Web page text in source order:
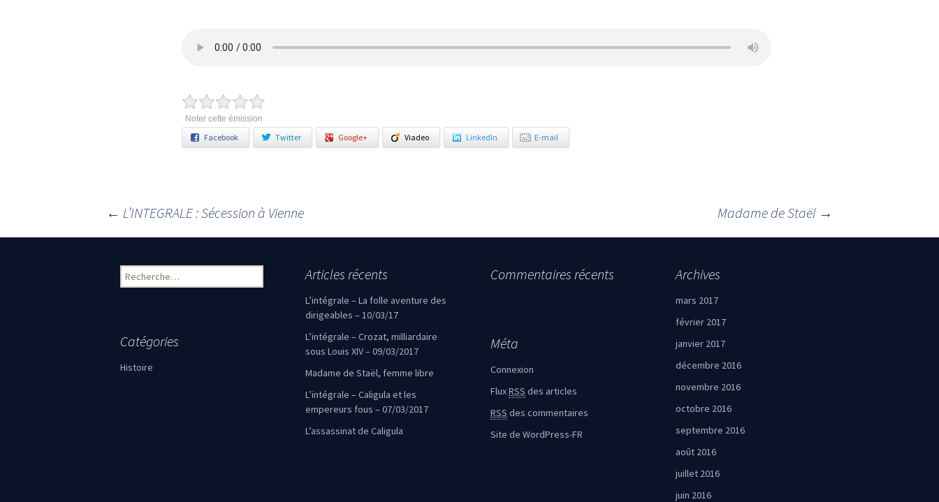
Noter cette émission
Facebook Twitter Google+ Viadeo LinkedIn E-mail
Navigation des articles
← L’INTEGRALE : Sécession à Vienne Madame de Staël →
Rechercher : Articles récents
L’intégrale – La folle aventure des
dirigeables – 10/03/17
L’intégrale – Crozat, milliardaire
sous Louis XIV – 09/03/2017
Madame de Staël, femme libre
L’intégrale – Caligula et les
empereurs fous – 07/03/2017
L’assassinat de Caligula
Commentaires récents Archives
mars 2017
février 2017
janvier 2017
décembre 2016
novembre 2016
octobre 2016
septembre 2016
août 2016
juillet 2016
juin 2016
Catégories
Histoire
Méta
Connexion
FluxRSS des articles
RSS des commentaires
Site de WordPress-FR